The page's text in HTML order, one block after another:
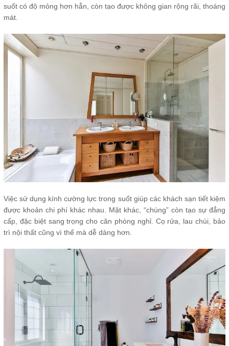
suốt có độ mỏng hơn hẳn, còn tạo được không gian rộng rãi, thoáng
mát.
Việc sử dụng kính cường lực trong suốt giúp các khách sạn tiết kiệm
được khoản chi phí khác nhau. Mặt khác, “chúng” còn tạo sự đẳng
cấp, đặc biệt sang trọng cho căn phòng nghỉ. Cọ rửa, lau chùi, bảo
trì nội thất cũng vì thế mà dễ dàng hơn.